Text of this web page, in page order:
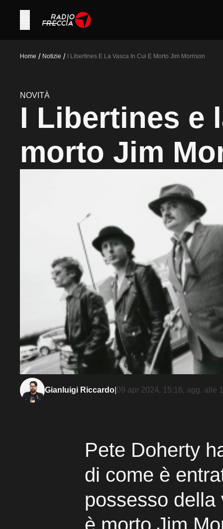
Home / Notizie / I Libertines E La Vasca In Cui E Morto Jim Morrison
NOVITÀ
I Libertines e
morto Jim
Gianluigi Riccardo 09 apr 2024, 15:16, agg. alle
Pete Doherty
di come è
possesso della